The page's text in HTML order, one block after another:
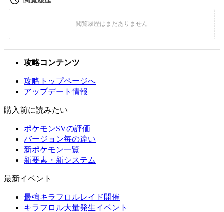
攻略コンテンツ
攻略トップページへ
アップデート情報
購入前に読みたい
ポケモンSVの評価
バージョン毎の違い
新ポケモン一覧
新要素・新システム
最新イベント
最強キラフロルレイド開催
キラフロル大量発生イベント